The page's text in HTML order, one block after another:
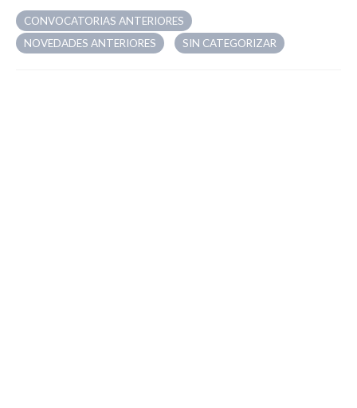
CONVOCATORIAS ANTERIORES
NOVEDADES ANTERIORES
SIN CATEGORIZAR